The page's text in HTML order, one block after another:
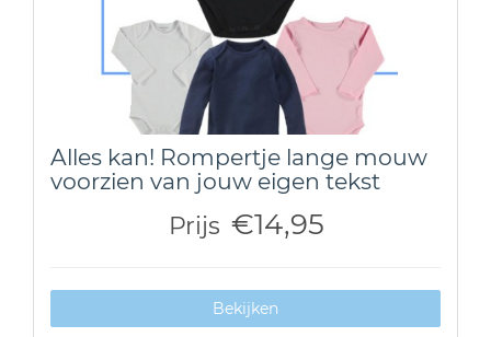
Alles kan! Rompertje lange mouw
voorzien van jouw eigen tekst
Prijs €14,95
Bekijken